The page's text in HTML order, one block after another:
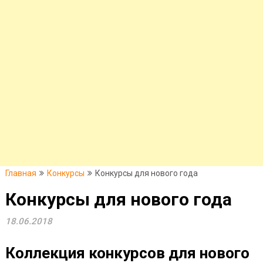
Главная Конкурсы Конкурсы для нового года
Конкурсы для нового года
18.06.2018
Коллекция конкурсов для нового